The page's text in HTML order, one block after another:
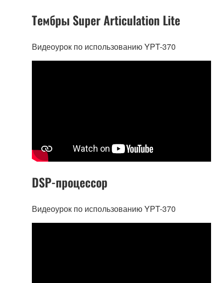
Тембры Super Articulation Lite
Видеоурок по использованию YPT-370
DSP-процессор
Видеоурок по использованию YPT-370